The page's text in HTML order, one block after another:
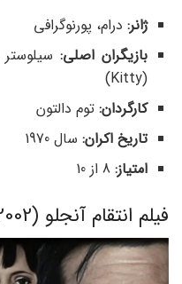
ژانر: درام، پورنوگرافی
بازیگران اصلی:
(Kitty)
کارگردان: توم دالتون
تاریخ اکران: سال 1970
امتیاز:
فیلم انتقام آنجلو (Avenging Angelo 2002)